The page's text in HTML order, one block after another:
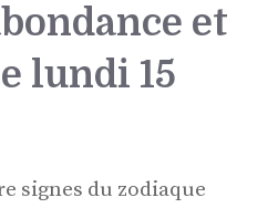
et
lundi 15
signes du zodiaque